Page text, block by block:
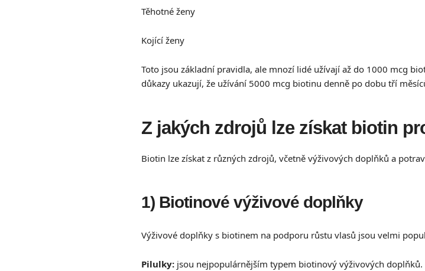
Těhotné ženy
Kojící ženy
Toto jsou základní pravidla, ale mnozí lidé užívají až do 1000 mcg
důkazy ukazují, že užívání 5000 mcg biotinu denně po dobu tří
Z jakých zdrojů lze získat biotin
Biotin lze získat z různých zdrojů, včetně výživových doplňků a
1) Biotinové výživové doplňky
Výživové doplňky s biotinem na podporu růstu vlasů jsou velmi
Pilulky:jsou nejpopulárnějším typem biotinový výživových